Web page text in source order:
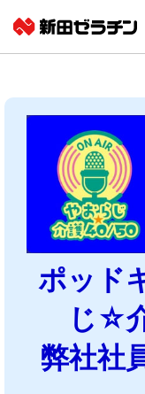
ポッド
じ☆
弊社社
日本語